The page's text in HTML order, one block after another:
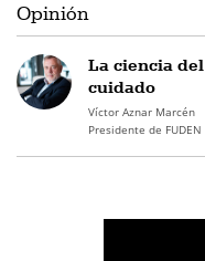
Opinión
La ciencia del
cuidado
Víctor Aznar Marcén
Presidente de FUDEN